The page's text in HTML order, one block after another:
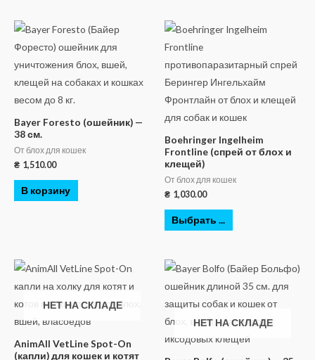
Bayer Foresto (ошейник) —
38 см.
От блох для кошек
₴ 1,510.00
В корзину
Boehringer Ingelheim
Frontline (спрей от блох и
клещей)
От блох для кошек
₴ 1,030.00
Выбрать ...
НЕТ НА СКЛАДЕ
AnimAll VetLine Spot-On
(капли) для кошек и котят
НЕТ НА СКЛАДЕ